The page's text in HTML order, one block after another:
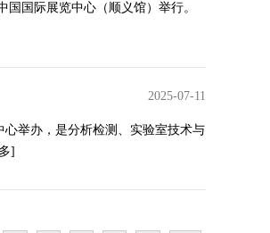
国际展览中心（顺义馆）举行。
2025-07-11
心举办，是分析检测、实验室技术与
]